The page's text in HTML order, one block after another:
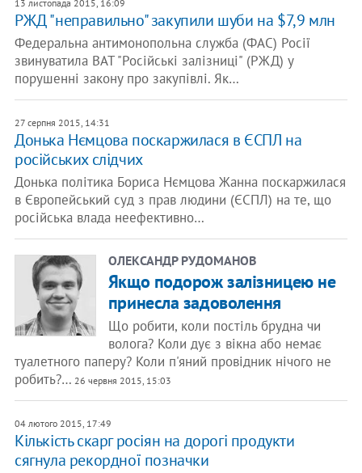
13 листопада 2015, 16:09
РЖД "неправильно" закупили шуби на $7,9 млн
Федеральна антимонопольна служба (ФАС) Росії
звинуватила ВАТ "Російські залізниці" (РЖД) у
порушенні закону про закупівлі. Як…
27 серпня 2015, 14:31
Донька Нємцова поскаржилася в ЄСПЛ на
російських слідчих
Донька політика Бориса Нємцова Жанна поскаржилася
в Європейський суд з прав людини (ЄСПЛ) на те, що
російська влада неефективно…
ОЛЕКСАНДР РУДОМАНОВ
Якщо подорож залізницею не
принесла задоволення
Що робити, коли постіль брудна чи
волога? Коли дує з вікна або немає
туалетного паперу? Коли п'яний провідник нічого не
робить?… 26 червня 2015, 15:03
04 лютого 2015, 17:49
Кількість скарг росіян на дорогі продукти
сягнула рекордної позначки